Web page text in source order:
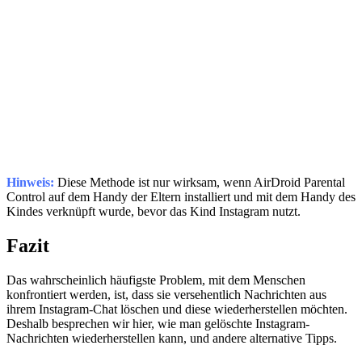
Hinweis: Diese Methode ist nur wirksam, wenn AirDroid Parental
Control auf dem Handy der Eltern installiert und mit dem Handy des
Kindes verknüpft wurde, bevor das Kind Instagram nutzt.
Fazit
Das wahrscheinlich häufigste Problem, mit dem Menschen
konfrontiert werden, ist, dass sie versehentlich Nachrichten aus
ihrem Instagram-Chat löschen und diese wiederherstellen möchten.
Deshalb besprechen wir hier, wie man gelöschte Instagram-
Nachrichten wiederherstellen kann, und andere alternative Tipps.